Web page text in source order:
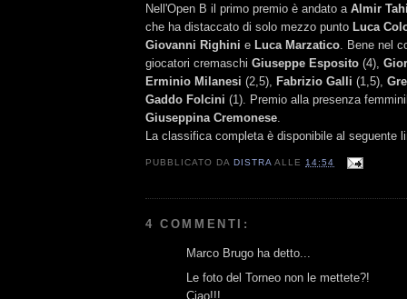
Nell'Open B il primo premio è andato a Almir
che ha distaccato di solo mezzo punto Luca
Giovanni Righini e Luca Marzatico . Bene nel
giocatori cremaschi Giuseppe Esposito (4),
Erminio Milanesi (2,5), Fabrizio Galli (1,5),
Gaddo Folcini (1). Premio alla presenza
Giuseppina Cremonese
La classifica completa è disponibile al seguente
PUBBLICATO DA DISTRA ALLE14:54
4 COMMENTI:
Marco Brugo ha detto...
Le foto del Torneo non le mettete?!
Ciao!!!